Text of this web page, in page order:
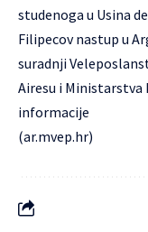
studenoga u Usina
Filipecov nastup u
suradnji
Airesu i Ministarstva
informacije
(ar.mvep.hr)